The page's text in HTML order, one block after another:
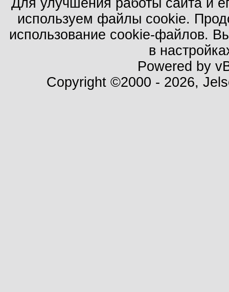
Для улучшения работы сайта и
используем файлы cookie.
использование cookie-файлов.
в
Powered by
Copyright ©2000 - 2026,